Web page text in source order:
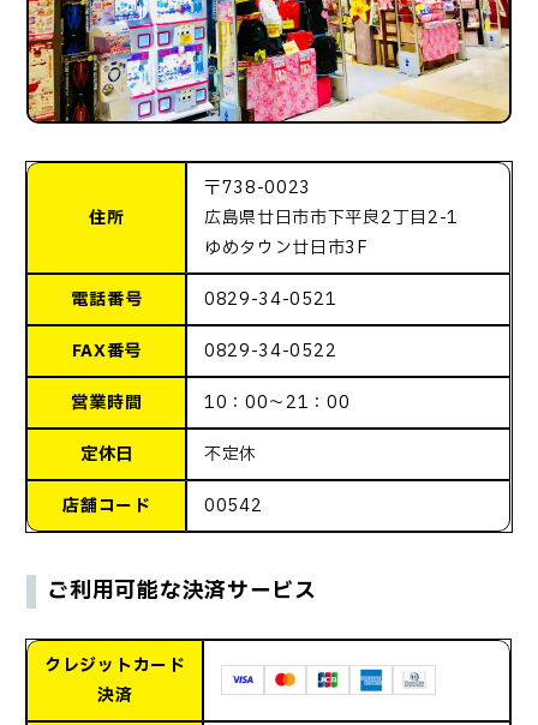
住所
〒738-0023
広島県廿日市市下平良2丁目2-1
ゆめタウン廿日市3F
電話番号 0829-34-0521
FAX番号 0829-34-0522
営業時間 10：00～21：00
定休日 不定休
店舗コード 00542
ご利用可能な決済サービス
クレジットカード
決済